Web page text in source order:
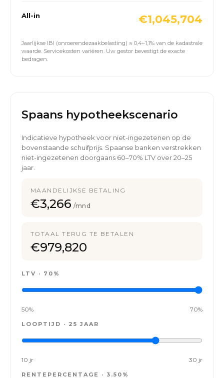
All-in €1,045,704
Jaarlijkse IBI (onroerendezaakbelasting) ≈ 0,4–1,1% van de kadastrale
waarde. Servicekosten variëren. Uw gestor bevestigt de exacte
bedragen.
Spaans hypotheekscenario
Indicatieve hypotheek voor niet-ingezetenen op de
bovenstaande schuifprijs. Spaanse banken verstrekken
niet-ingezetenen doorgaans 60–70% LTV over 20–25
jaar.
MAANDELIJKSE BETALING
€3,266 /mnd
TOTAAL TERUG TE BETALEN
€979,820
LTV · 70%
50% 70%
LOOPTIJD · 25 JAAR
10 jr 30 jr
RENTEPERCENTAGE · 3.50%